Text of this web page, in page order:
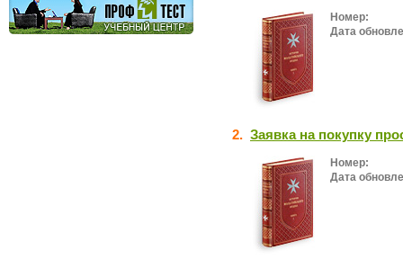
Номер:
Дата
2. Заявка на покупку
Номер:
Дата